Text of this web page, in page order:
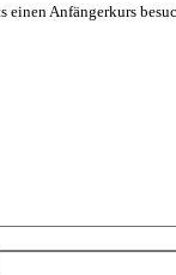
Anfängerkurs